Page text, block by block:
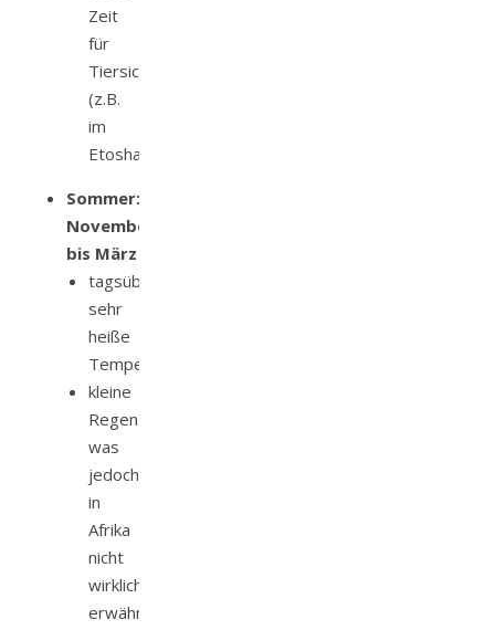
Zeit
für
Tiersichtungen
(z.B.
im
Etosha)
Sommer:
November
bis März
tagsüber
sehr
heiße
Temperaturen
kleine
Regenzeit,
was
jedoch
in
Afrika
nicht
wirklich
erwähnenswert